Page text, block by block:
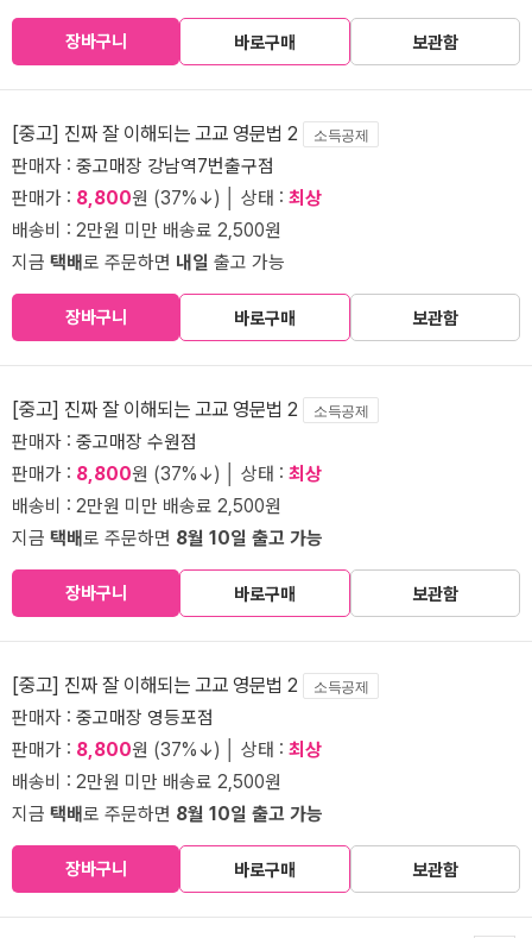
장바구니 바로구매 보관함
[중고] 진짜 잘 이해되는 고교 영문법 2 소득공제
판매자 : 중고매장 강남역7번출구점
판매가 : 8,800원 (37%↓) │ 상태 : 최상
배송비 : 2만원 미만 배송료 2,500원
지금 택배로 주문하면 내일 출고 가능
장바구니 바로구매 보관함
[중고] 진짜 잘 이해되는 고교 영문법 2 소득공제
판매자 : 중고매장 수원점
판매가 : 8,800원 (37%↓) │ 상태 : 최상
배송비 : 2만원 미만 배송료 2,500원
지금 택배로 주문하면 8월 10일 출고 가능
장바구니 바로구매 보관함
[중고] 진짜 잘 이해되는 고교 영문법 2 소득공제
판매자 : 중고매장 영등포점
판매가 : 8,800원 (37%↓) │ 상태 : 최상
배송비 : 2만원 미만 배송료 2,500원
지금 택배로 주문하면 8월 10일 출고 가능
장바구니 바로구매 보관함